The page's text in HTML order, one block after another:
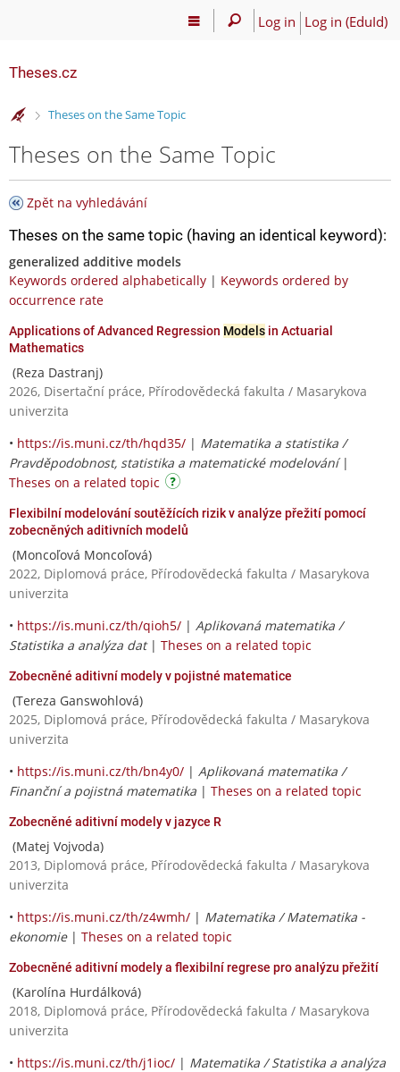
Log in Log in (EduId)
Theses.cz
>
Theses on the Same Topic
Theses on the Same Topic
Zpět na vyhledávání
Theses on the same topic (having an identical keyword):
generalized additive models
Keywords ordered alphabetically | Keywords ordered by
occurrence rate
Applications of Advanced Regression Models in Actuarial
Mathematics
(Reza Dastranj)
2026, Disertační práce, Přírodovědecká fakulta / Masarykova
univerzita
• https://is.muni.cz/th/hqd35/ | Matematika a statistika /
Pravděpodobnost, statistika a matematické modelování|
Theses on a related topic
Flexibilní modelování soutěžících rizik v analýze přežití pomocí
zobecněných aditivních modelů
(Moncoľová Moncoľová)
2022, Diplomová práce, Přírodovědecká fakulta / Masarykova
univerzita
• https://is.muni.cz/th/qioh5/ | Aplikovaná matematika /
Statistika a analýza dat| Theses on a related topic
Zobecněné aditivní modely v pojistné matematice
(Tereza Ganswohlová)
2025, Diplomová práce, Přírodovědecká fakulta / Masarykova
univerzita
• https://is.muni.cz/th/bn4y0/ | Aplikovaná matematika /
Finanční a pojistná matematika | Theses on a related topic
Zobecněné aditivní modely v jazyce R
(Matej Vojvoda)
2013, Diplomová práce, Přírodovědecká fakulta / Masarykova
univerzita
• https://is.muni.cz/th/z4wmh/ | Matematika / Matematika -
ekonomie| Theses on a related topic
Zobecněné aditivní modely a flexibilní regrese pro analýzu přežití
(Karolína Hurdálková)
2018, Diplomová práce, Přírodovědecká fakulta / Masarykova
univerzita
• https://is.muni.cz/th/j1ioc/ | Matematika / Statistika a analýza